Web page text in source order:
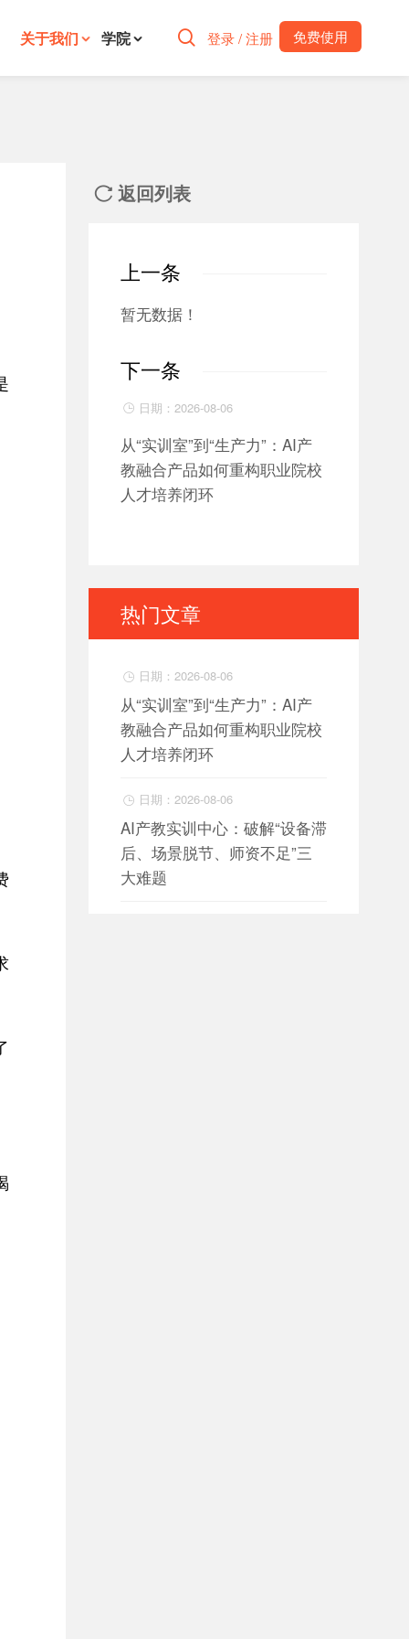
关于我们 学院  登录 / 注册 免费使用
 返回列表
上一条
暂无数据！
下一条
 日期：2026-08-06
从“实训室”到“生产力”：AI产
教融合产品如何重构职业院校
人才培养闭环
热门文章
 日期：2026-08-06
从“实训室”到“生产力”：AI产
教融合产品如何重构职业院校
人才培养闭环
 日期：2026-08-06
AI产教实训中心：破解“设备滞
后、场景脱节、师资不足”三
大难题